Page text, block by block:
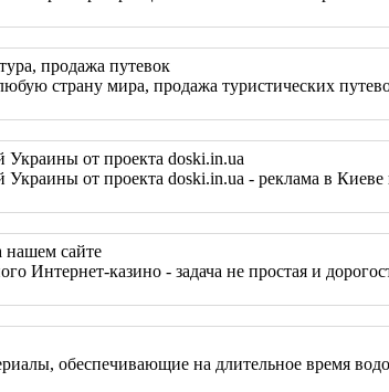
продажа путевок
страну мира, продажа туристических
Украины от проекта doski.in.ua
Украины от проекта doski.in.ua - реклама в
нашем сайте
Интернет-казино - задача не простая и
обеспечивающие на длительное время